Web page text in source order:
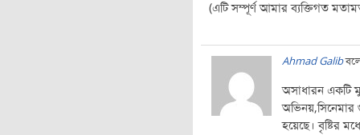
(এটি সম্পূর্ণ আমার ব্যক্তিগত
Ahmad Galib
অসাধারন একটি
হয়েছে। বৃষ্টির